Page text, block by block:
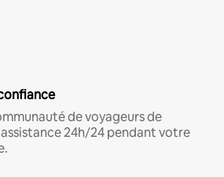
de voyageurs de
24h/24 pendant votre